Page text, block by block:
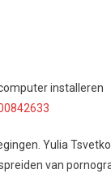
installeren
Yulia
van